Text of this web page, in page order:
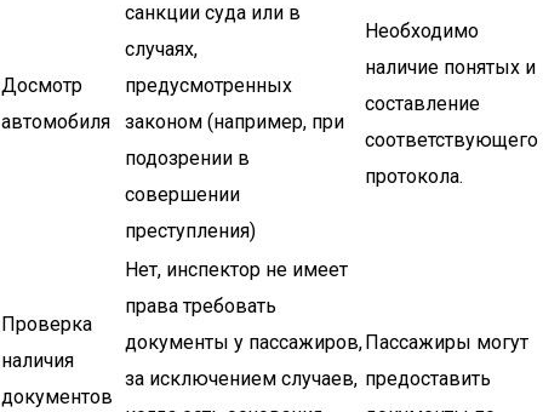
Досмотр
автомобиля
санкции суда или в
случаях,
предусмотренных
законом (например, при
подозрении в
совершении
преступления)
Необходимо
наличие понятых и
составление
соответствующего
протокола.
Проверка
наличия
документов
Нет, инспектор не имеет
права требовать
документы у пассажиров,
за исключением случаев,
Пассажиры могут
предоставить